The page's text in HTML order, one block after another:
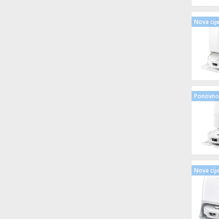
Nova
Nova